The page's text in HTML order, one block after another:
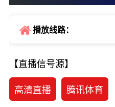
播放线路：
【直播信号源】
高清直播 腾讯体育